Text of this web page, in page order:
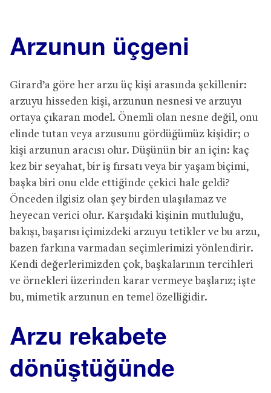
Arzunun üçgeni
Girard’a göre her arzu üç kişi arasında şekillenir:
arzuyu hisseden kişi, arzunun nesnesi ve arzuyu
ortaya çıkaran model. Önemli olan nesne değil, onu
elinde tutan veya arzusunu gördüğümüz kişidir; o
kişi arzunun aracısı olur. Düşünün bir an için: kaç
kez bir seyahat, bir iş fırsatı veya bir yaşam biçimi,
başka biri onu elde ettiğinde çekici hale geldi?
Önceden ilgisiz olan şey birden ulaşılamaz ve
heyecan verici olur. Karşıdaki kişinin mutluluğu,
bakışı, başarısı içimizdeki arzuyu tetikler ve bu arzu,
bazen farkına varmadan seçimlerimizi yönlendirir.
Kendi değerlerimizden çok, başkalarının tercihleri
ve örnekleri üzerinden karar vermeye başlarız; işte
bu, mimetik arzunun en temel özelliğidir.
Arzu rekabete
dönüştüğünde